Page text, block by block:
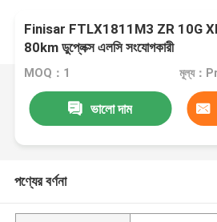
Finisar FTLX1811M3 ZR 10G
80km ডুপ্লেক্স এলসি সংযোগকারী
MOQ：1 মূল্য：
ভালো দাম
পণ্যের বর্ণনা